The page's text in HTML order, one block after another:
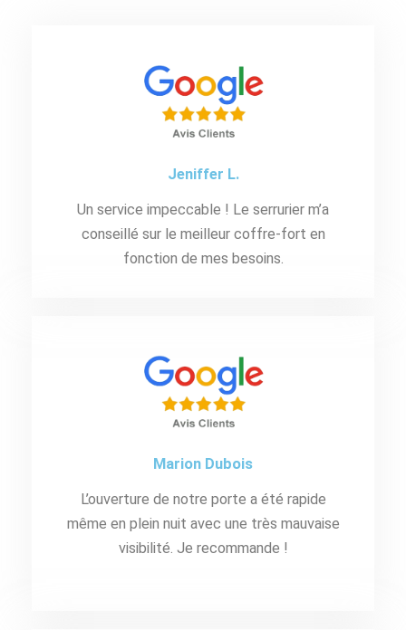
Jeniffer L.
Un service impeccable ! Le serrurier m’a
conseillé sur le meilleur coffre-fort en
fonction de mes besoins.
Marion Dubois
L’ouverture de notre porte a été rapide
même en plein nuit avec une très mauvaise
visibilité. Je recommande !